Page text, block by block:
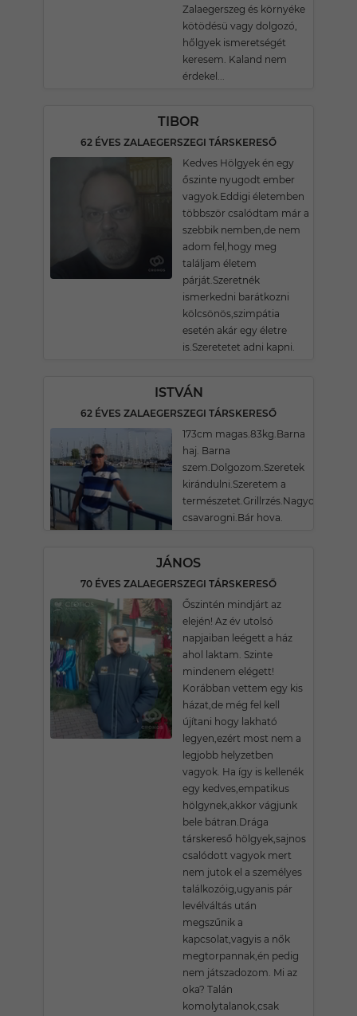
Zalaegerszeg és környéke
kötödésü vagy dolgozó,
hőlgyek ismeretségét
keresem. Kaland nem
érdekel...
TIBOR
62 ÉVES ZALAEGERSZEGI TÁRSKERESŐ
Kedves Hölgyek én egy
őszinte nyugodt ember
vagyok.Eddigi életemben
többször csalódtam már a
szebbik nemben,de nem
adom fel,hogy meg
találjam életem
párját.Szeretnék
ismerkedni barátkozni
kölcsönös,szimpátia
esetén akár egy életre
is.Szeretetet adni kapni.
ISTVÁN
62 ÉVES ZALAEGERSZEGI TÁRSKERESŐ
173cm magas.83kg.Barna
haj. Barna
szem.Dolgozom.Szeretek
kirándulni.Szeretem a
természetet.Grillrzés.Nagyokat
csavarogni.Bár hova.
JÁNOS
70 ÉVES ZALAEGERSZEGI TÁRSKERESŐ
Őszintén mindjárt az
elején! Az év utolsó
napjaiban leégett a ház
ahol laktam. Szinte
mindenem elégett!
Korábban vettem egy kis
házat,de még fel kell
újítani hogy lakható
legyen,ezért most nem a
legjobb helyzetben
vagyok. Ha így is kellenék
egy kedves,empatikus
hölgynek,akkor vágjunk
bele bátran.Drága
társkereső hölgyek,sajnos
csalódott vagyok mert
nem jutok el a személyes
találkozóig,ugyanis pár
levélváltás után
megszűnik a
kapcsolat,vagyis a nők
megtorpannak,én pedig
nem játszadozom. Mi az
oka? Talán
komolytalanok,csak